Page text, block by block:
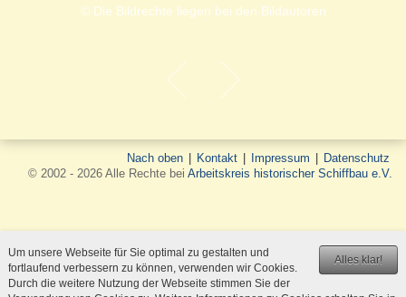
© Die Bildrechte liegen bei den Bildautoren
Nach oben Kontakt Impressum
Datenschutz
© 2002 - 2026 Alle Rechte bei Arbeitskreis historischer Schiffbau e.V.
Alles klar!
Um unsere Webseite für Sie optimal zu gestalten und
fortlaufend verbessern zu können, verwenden wir Cookies.
Durch die weitere Nutzung der Webseite stimmen Sie der